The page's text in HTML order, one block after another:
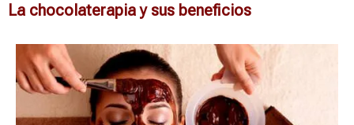
La chocolaterapia y sus beneficios